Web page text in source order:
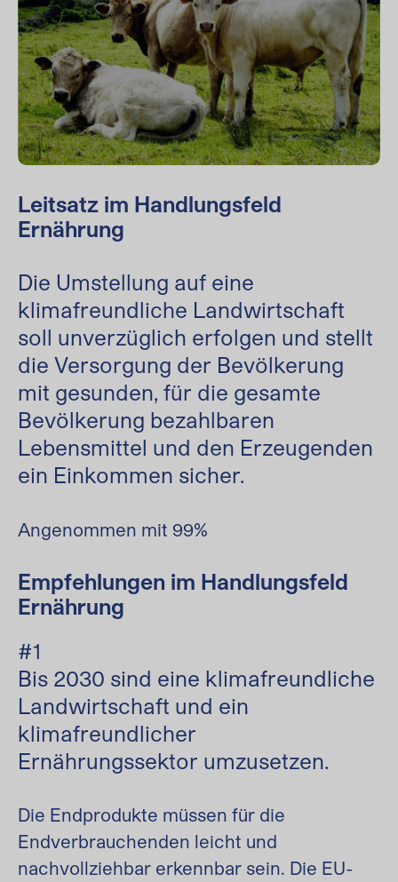
Leitsatz im Handlungsfeld
Ernährung
Die Umstellung auf eine
klimafreundliche Landwirtschaft
soll unverzüglich erfolgen und stellt
die Versorgung der Bevölkerung
mit gesunden, für die gesamte
Bevölkerung bezahlbaren
Lebensmittel und den Erzeugenden
ein Einkommen sicher.
Angenommen mit 99%
Empfehlungen im Handlungsfeld
Ernährung
#1
Bis 2030 sind eine klimafreundliche
Landwirtschaft und ein
klimafreundlicher
Ernährungssektor umzusetzen.
Die Endprodukte müssen für die
Endverbrauchenden leicht und
nachvollziehbar erkennbar sein. Die EU-